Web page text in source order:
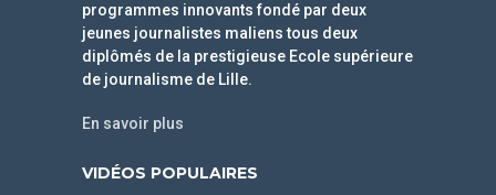
programmes innovants fondé par deux
jeunes journalistes maliens tous deux
diplômés de la prestigieuse Ecole supérieure
de journalisme de Lille.
En savoir plus
VIDÉOS POPULAIRES